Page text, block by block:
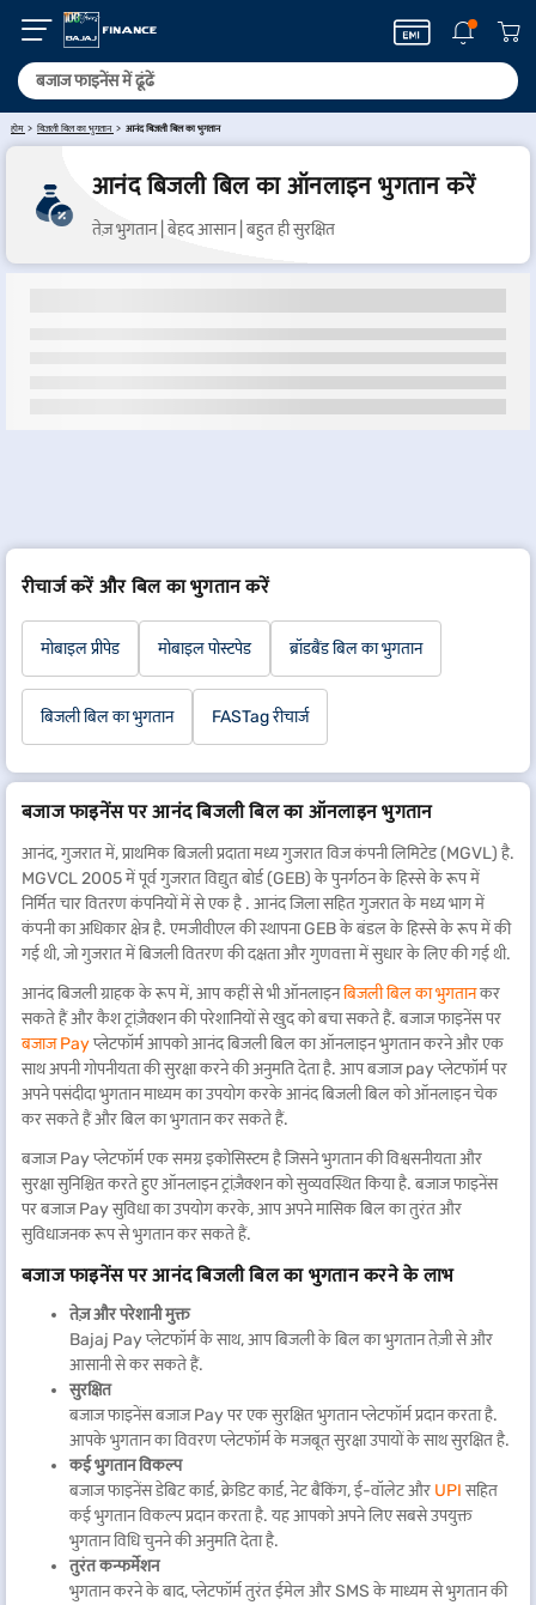
होम बिजली बिल का भुगतान आनंद बिजली बिल का भुगतान
आनंद बिजली बिल का ऑनलाइन भुगतान करें
तेज़ भुगतान | बेहद आसान | बहुत ही सुरक्षित
रीचार्ज करें और बिल का भुगतान करें
मोबाइल प्रीपेड मोबाइल पोस्टपेड ब्रॉडबैंड बिल का भुगतान
बिजली बिल का भुगतान FASTag रीचार्ज
बजाज फाइनेंस पर आनंद बिजली बिल का ऑनलाइन भुगतान
आनंद, गुजरात में, प्राथमिक बिजली प्रदाता मध्य गुजरात विज कंपनी लिमिटेड (MGVL) है.
MGVCL 2005 में पूर्व गुजरात विद्युत बोर्ड (GEB) के पुनर्गठन के हिस्से के रूप में
निर्मित चार वितरण कंपनियों में से एक है . आनंद जिला सहित गुजरात के मध्य भाग में
कंपनी का अधिकार क्षेत्र है. एमजीवीएल की स्थापना GEB के बंडल के हिस्से के रूप में की
गई थी, जो गुजरात में बिजली वितरण की दक्षता और गुणवत्ता में सुधार के लिए की गई थी.
आनंद बिजली ग्राहक के रूप में, आप कहीं से भी ऑनलाइनबिजली बिल का भुगतानकर
सकते हैं और कैश ट्रांज़ैक्शन की परेशानियों से खुद को बचा सकते हैं. बजाज फाइनेंस पर
बजाज Payप्लेटफॉर्म आपको आनंद बिजली बिल का ऑनलाइन भुगतान करने और एक
साथ अपनी गोपनीयता की सुरक्षा करने की अनुमति देता है. आप बजाज pay प्लेटफॉर्म पर
अपने पसंदीदा भुगतान माध्यम का उपयोग करके आनंद बिजली बिल को ऑनलाइन चेक
कर सकते हैं और बिल का भुगतान कर सकते हैं.
बजाज Pay प्लेटफॉर्म एक समग्र इकोसिस्टम है जिसने भुगतान की विश्वसनीयता और
सुरक्षा सुनिश्चित करते हुए ऑनलाइन ट्रांज़ैक्शन को सुव्यवस्थित किया है. बजाज फाइनेंस
पर बजाज Pay सुविधा का उपयोग करके, आप अपने मासिक बिल का तुरंत और
सुविधाजनक रूप से भुगतान कर सकते हैं.
बजाज फाइनेंस पर आनंद बिजली बिल का भुगतान करने के लाभ
तेज़ और परेशानी मुक्त
Bajaj Pay प्लेटफॉर्म के साथ, आप बिजली के बिल का भुगतान तेज़ी से और
आसानी से कर सकते हैं.
सुरक्षित
बजाज फाइनेंस बजाज Pay पर एक सुरक्षित भुगतान प्लेटफॉर्म प्रदान करता है.
आपके भुगतान का विवरण प्लेटफॉर्म के मजबूत सुरक्षा उपायों के साथ सुरक्षित है.
कई भुगतान विकल्प
बजाज फाइनेंस डेबिट कार्ड, क्रेडिट कार्ड, नेट बैंकिंग, ई-वॉलेट और UPI सहित
कई भुगतान विकल्प प्रदान करता है. यह आपको अपने लिए सबसे उपयुक्त
भुगतान विधि चुनने की अनुमति देता है.
तुरंत कन्फर्मेशन
भुगतान करने के बाद, प्लेटफॉर्म तुरंत ईमेल और SMS के माध्यम से भुगतान की